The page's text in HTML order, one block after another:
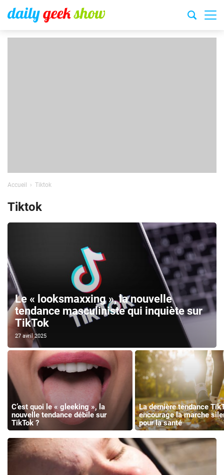
Accueil Tiktok
Tiktok
Le « looksmaxxing », la nouvelle
tendance masculiniste qui inquiète sur
TikTok
27 avril 2025
C’est quoi le « gleeking », la
nouvelle tendance débile sur
TikTok ?
La dernière tendance
encourage la marche
pour la santé